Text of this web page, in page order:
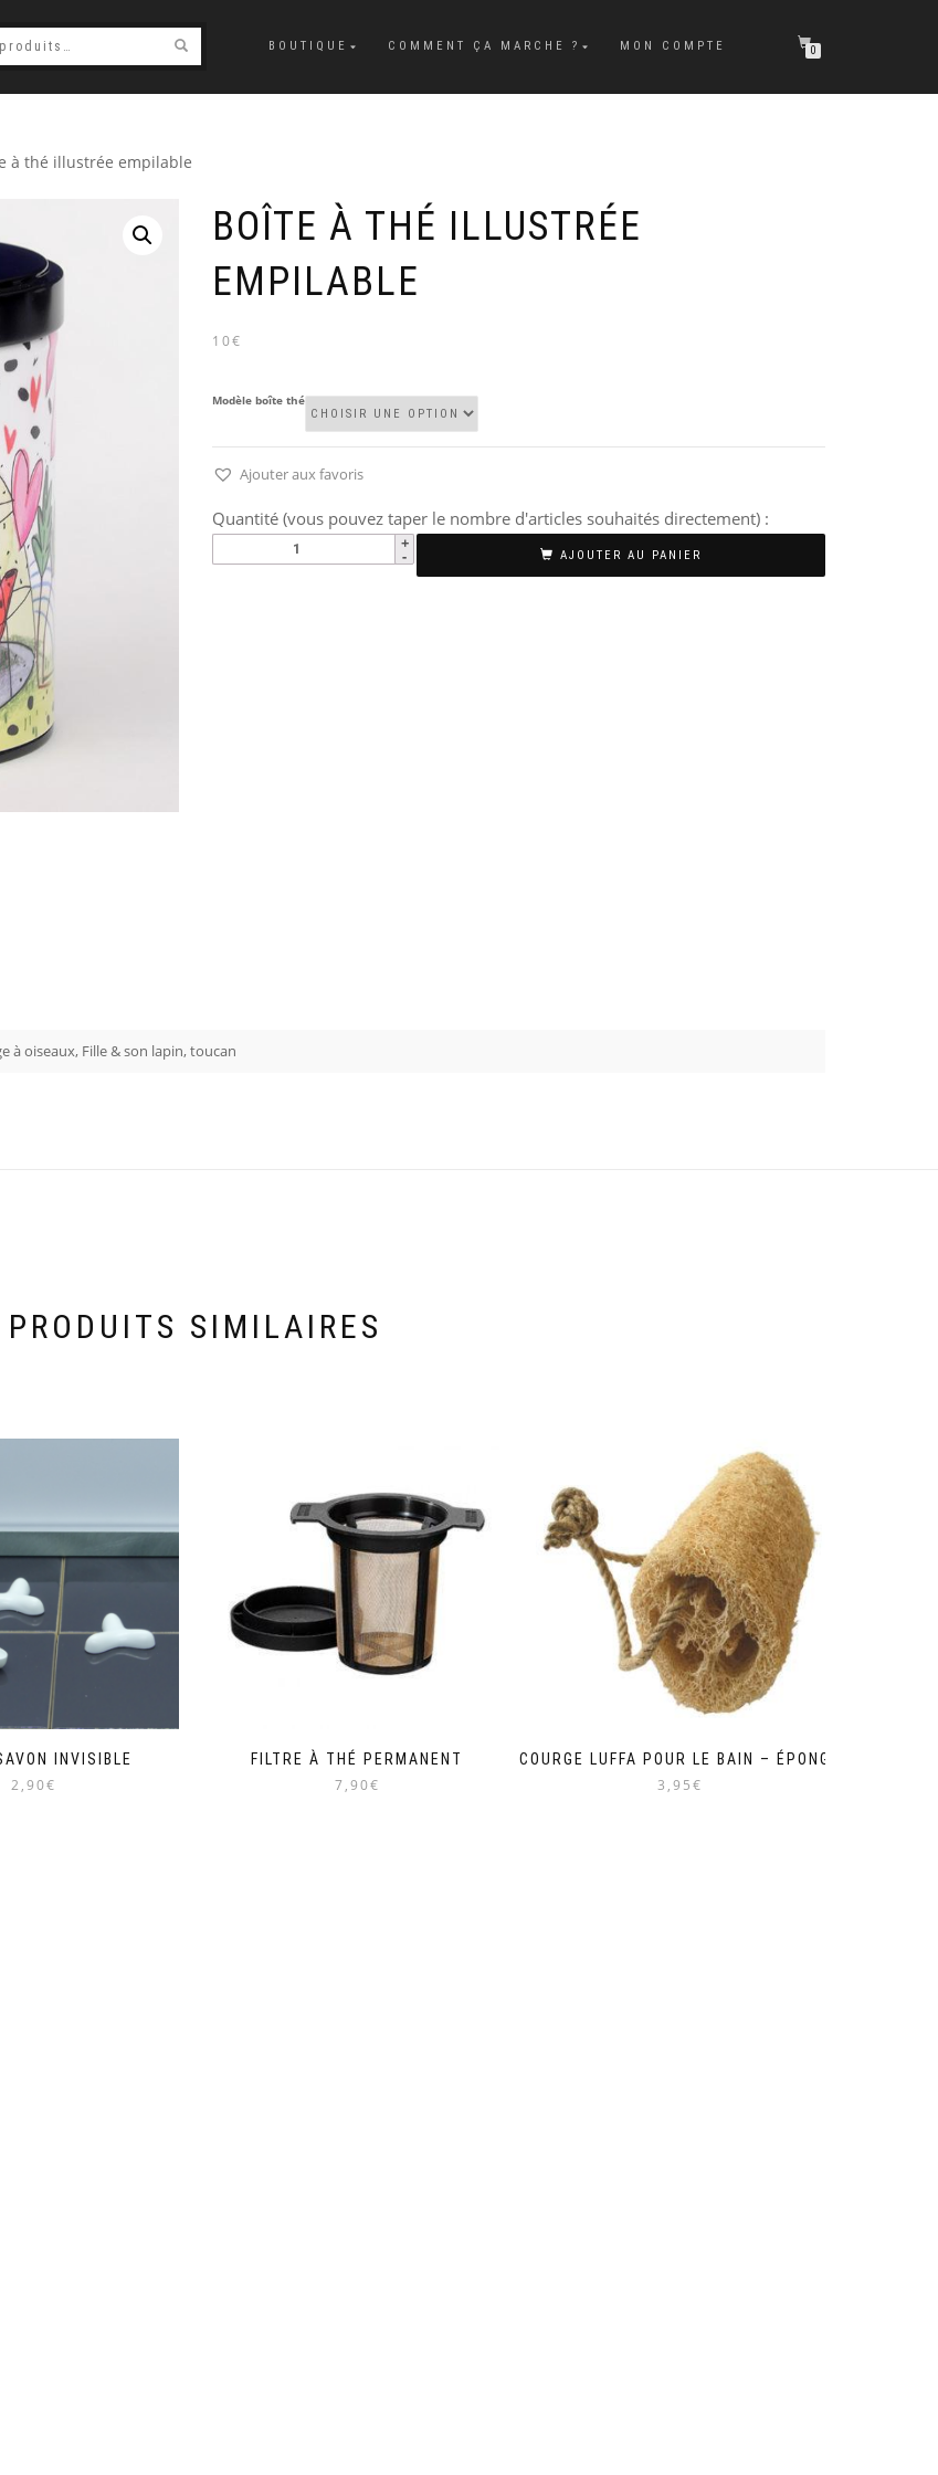
BOUTIQUE COMMENT ÇA MARCHE ? MON COMPTE 0
à thé illustrée empilable
BOÎTE À THÉ ILLUSTRÉE
EMPILABLE
10€
Modèle boîte thé
Ajouter aux favoris
Quantité (vous pouvez taper le nombre d'articles souhaités directement) :
AJOUTER AU PANIER
à oiseaux, Fille & son lapin, toucan
PRODUITS SIMILAIRES
INVISIBLE
2,90€
FILTRE À THÉ PERMANENT
7,90€
COURGE LUFFA POUR LE BAIN – ÉPONGE
3,95€